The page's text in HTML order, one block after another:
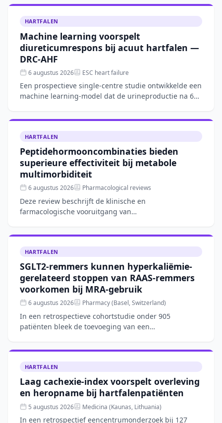
HARTFALEN
Machine learning voorspelt
diureticumrespons bij acuut hartfalen —
DRC-AHF
6 augustus 2026 ESC heart failure
Een prospectieve single-centre studie ontwikkelde een
machine learning-model dat de urineproductie na 6
nauwkeur
HARTFALEN
Peptidehormooncombinaties bieden
superieure effectiviteit bij metabole
multimorbiditeit
6 augustus 2026 Pharmacological reviews
Deze review beschrijft de klinische en
farmacologische vooruitgang van
HARTFALEN
SGLT2-remmers kunnen hyperkaliëmie-
gerelateerd stoppen van RAAS-remmers
voorkomen bij MRA-gebruik
6 augustus 2026 Pharmacy (Basel, Switzerland)
In een retrospectieve cohortstudie onder 905
patiënten bleek de toevoeging van een
HARTFALEN
Laag cachexie-index voorspelt overleving
en heropname bij hartfalenpatiënten
5 augustus 2026 Medicina (Kaunas, Lithuania)
In een retrospectief eencentrumonderzoek bij 127